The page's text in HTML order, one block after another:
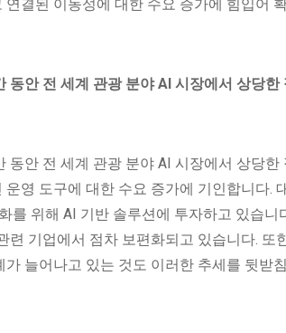
연결된 이동성에 대한 수요 증가에 힘입어
동안 전 세계 관광 분야 AI 시장에서 상당
동안 전 세계 관광 분야 AI 시장에서 상당
운영 도구에 대한 수요 증가에 기인합니다.
를 위해 AI 기반 솔루션에 투자하고 있습
련 기업에서 점차 보편화되고 있습니다.
가 늘어나고 있는 것도 이러한 추세를 뒷받